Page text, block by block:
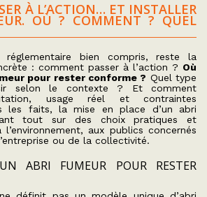
À L’ACTION… ET INSTALLER
OÙ ? COMMENT ? QUEL
bien compris, reste la
: comment passer à l’action ? Où
pour rester conforme ? Quel type
selon le contexte ? Et comment
usage réel et contraintes
les faits, la mise en place d’un abri
tout sur des choix pratiques et
aux publics concernés
ou de la collectivité.
ABRI FUMEUR POUR RESTER